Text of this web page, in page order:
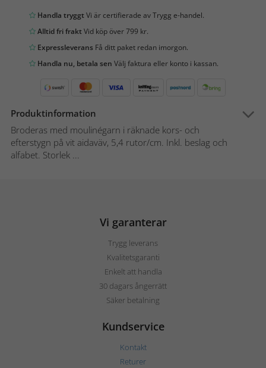
Handla tryggtVi är certifierade av Trygg e-handel.
Alltid fri fraktVid köp över 799 kr.
Expressleverans Få ditt paket redan imorgon.
Handla nu, betala sen Välj faktura eller konto i kassan.
Produktinformation
Broderas med moulinégarn i räknade kors- och
efterstygn på vit aidaväv, 5,4 rutor/cm. Inkl. beslag och
alfabet. Storlek ...
Vi garanterar
Trygg leverans
Kvalitetsgaranti
Enkelt att handla
30 dagars ångerrätt
Säker betalning
Kundservice
Kontakt
Returer